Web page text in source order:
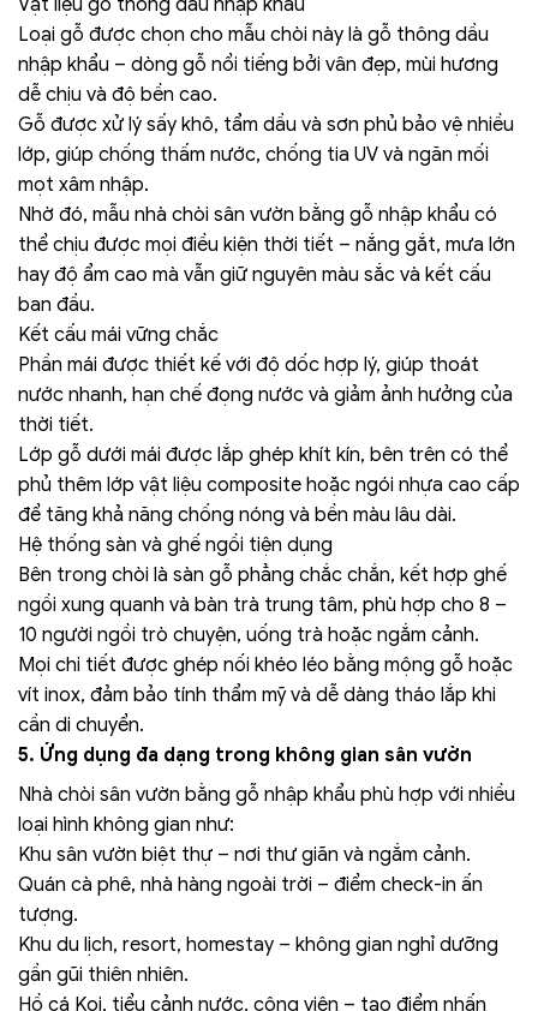
Vật liệu gỗ thông dầu nhập khẩu
Loại gỗ được chọn cho mẫu chòi này là gỗ thông dầu
nhập khẩu – dòng gỗ nổi tiếng bởi vân đẹp, mùi hương
dễ chịu và độ bền cao.
Gỗ được xử lý sấy khô, tẩm dầu và sơn phủ bảo vệ nhiều
lớp, giúp chống thấm nước, chống tia UV và ngăn mối
mọt xâm nhập.
Nhờ đó, mẫu nhà chòi sân vườn bằng gỗ nhập khẩu có
thể chịu được mọi điều kiện thời tiết – nắng gắt, mưa lớn
hay độ ẩm cao mà vẫn giữ nguyên màu sắc và kết cấu
ban đầu.
Kết cấu mái vững chắc
Phần mái được thiết kế với độ dốc hợp lý, giúp thoát
nước nhanh, hạn chế đọng nước và giảm ảnh hưởng của
thời tiết.
Lớp gỗ dưới mái được lắp ghép khít kín, bên trên có thể
phủ thêm lớp vật liệu composite hoặc ngói nhựa cao cấp
để tăng khả năng chống nóng và bền màu lâu dài.
Hệ thống sàn và ghế ngồi tiện dụng
Bên trong chòi là sàn gỗ phẳng chắc chắn, kết hợp ghế
ngồi xung quanh và bàn trà trung tâm, phù hợp cho 8 –
10 người ngồi trò chuyện, uống trà hoặc ngắm cảnh.
Mọi chi tiết được ghép nối khéo léo bằng mộng gỗ hoặc
vít inox, đảm bảo tính thẩm mỹ và dễ dàng tháo lắp khi
cần di chuyển.
5. Ứng dụng đa dạng trong không gian sân vườn
Nhà chòi sân vườn bằng gỗ nhập khẩu phù hợp với nhiều
loại hình không gian như:
Khu sân vườn biệt thự – nơi thư giãn và ngắm cảnh.
Quán cà phê, nhà hàng ngoài trời – điểm check-in ấn
tượng.
Khu du lịch, resort, homestay – không gian nghỉ dưỡng
gần gũi thiên nhiên.
Hồ cá Koi, tiểu cảnh nước, công viên – tạo điểm nhấn